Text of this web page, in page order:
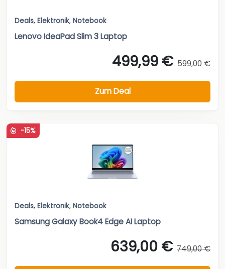
Deals, Elektronik, Notebook
Lenovo IdeaPad Slim 3 Laptop
499,99 € 599,00 €
Zum Deal
-15%
Deals, Elektronik, Notebook
Samsung Galaxy Book4 Edge AI Laptop
639,00 € 749,00 €